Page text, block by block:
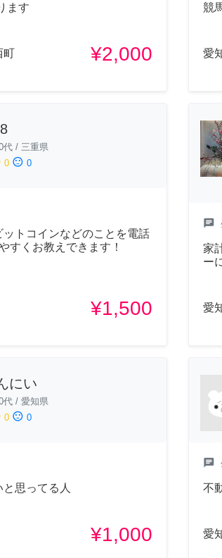
ます
町 ¥2,000
競
愛
代 / 三重県
0 sentiment_dissatisfied 0
トコインなどのことを電話
すくお教えできます！
¥1,500
chat
家
ー
愛
にい
代 / 愛知県
0 sentiment_dissatisfied 0
思ってる人
¥1,000
chat
不
愛